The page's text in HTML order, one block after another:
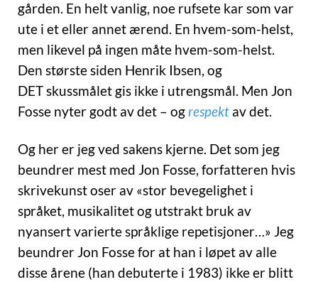
gården. En helt vanlig, noe rufsete kar som var
ute i et eller annet ærend. En hvem-som-helst,
men likevel på ingen måte hvem-som-helst.
Den største siden Henrik Ibsen, og
DET skussmålet gis ikke i utrengsmål. Men Jon
Fosse nyter godt av det – ogrespekt av det.
Og her er jeg ved sakens kjerne. Det som jeg
beundrer mest med Jon Fosse, forfatteren hvis
skrivekunst oser av «stor bevegelighet i
språket, musikalitet og utstrakt bruk av
nyansert varierte språklige repetisjoner…» Jeg
beundrer Jon Fosse for at han i løpet av alle
disse årene (han debuterte i 1983) ikke er blitt